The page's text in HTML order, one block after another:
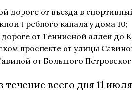
дороге от въезда в
Гребного канала у дома 10;
от Теннисной аллеи до
проспекте от улицы
от Большого
течение всего дня 11